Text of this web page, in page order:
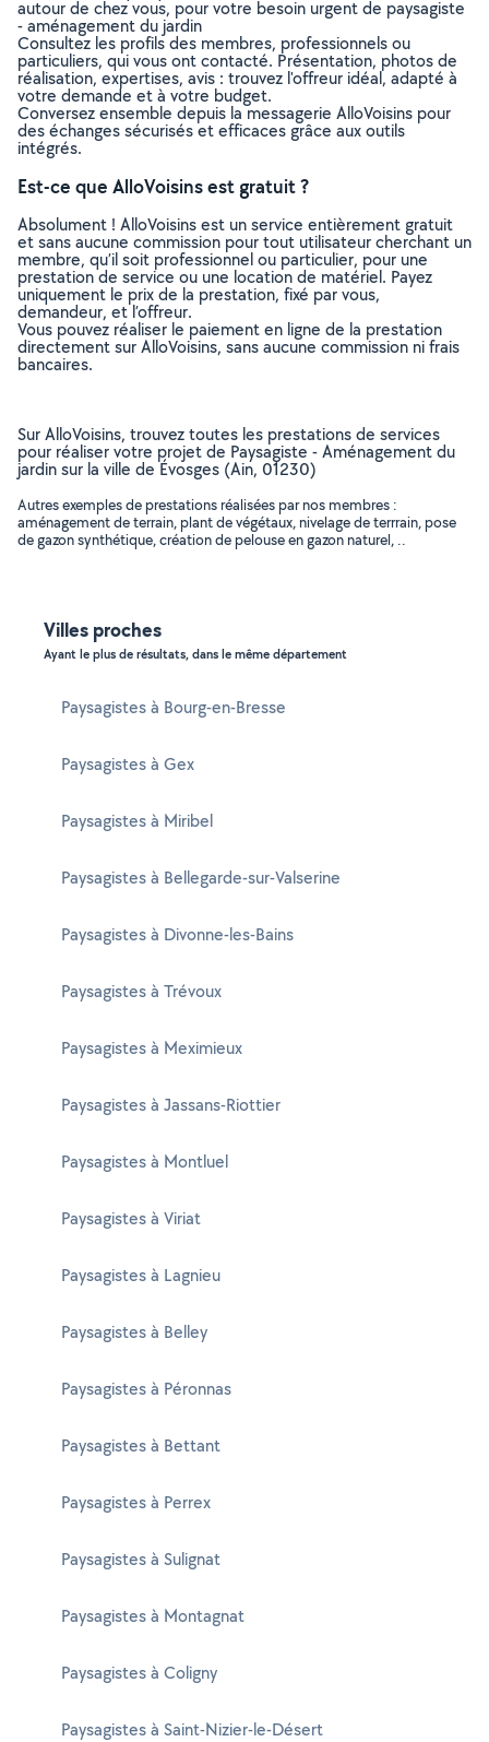
autour de chez vous, pour votre besoin urgent de paysagiste
- aménagement du jardin
Consultez les profils des membres, professionnels ou
particuliers, qui vous ont contacté. Présentation, photos de
réalisation, expertises, avis : trouvez l'offreur idéal, adapté à
votre demande et à votre budget.
Conversez ensemble depuis la messagerie AlloVoisins pour
des échanges sécurisés et efficaces grâce aux outils
intégrés.
Est-ce que AlloVoisins est gratuit ?
Absolument ! AlloVoisins est un service entièrement gratuit
et sans aucune commission pour tout utilisateur cherchant un
membre, qu’il soit professionnel ou particulier, pour une
prestation de service ou une location de matériel. Payez
uniquement le prix de la prestation, fixé par vous,
demandeur, et l’offreur.
Vous pouvez réaliser le paiement en ligne de la prestation
directement sur AlloVoisins, sans aucune commission ni frais
bancaires.
Sur AlloVoisins, trouvez toutes les prestations de services
pour réaliser votre projet de Paysagiste - Aménagement du
jardin sur la ville de Évosges (Ain, 01230)
Autres exemples de prestations réalisées par nos membres :
aménagement de terrain, plant de végétaux, nivelage de terrrain, pose
de gazon synthétique, création de pelouse en gazon naturel, ..
Villes proches
Ayant le plus de résultats, dans le même département
Paysagistes à Bourg-en-Bresse
Paysagistes à Gex
Paysagistes à Miribel
Paysagistes à Bellegarde-sur-Valserine
Paysagistes à Divonne-les-Bains
Paysagistes à Trévoux
Paysagistes à Meximieux
Paysagistes à Jassans-Riottier
Paysagistes à Montluel
Paysagistes à Viriat
Paysagistes à Lagnieu
Paysagistes à Belley
Paysagistes à Péronnas
Paysagistes à Bettant
Paysagistes à Perrex
Paysagistes à Sulignat
Paysagistes à Montagnat
Paysagistes à Coligny
Paysagistes à Saint-Nizier-le-Désert